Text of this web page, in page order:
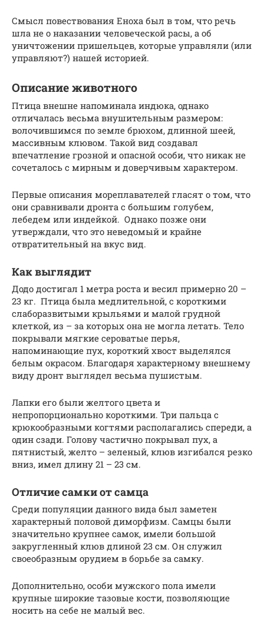
Смысл повествования Еноха был в том, что речь
шла не о наказании человеческой расы, а об
уничтожении пришельцев, которые управляли (или
управляют?) нашей историей.
Описание животного
Птица внешне напоминала индюка, однако
отличалась весьма внушительным размером:
волочившимся по земле брюхом, длинной шеей,
массивным клювом. Такой вид создавал
впечатление грозной и опасной особи, что никак не
сочеталось с мирным и доверчивым характером.
Первые описания мореплавателей гласят о том, что
они сравнивали дронта с большим голубем,
лебедем или индейкой. Однако позже они
утверждали, что это неведомый и крайне
отвратительный на вкус вид.
Как выглядит
Додо достигал 1 метра роста и весил примерно 20 –
23 кг. Птица была медлительной, с короткими
слаборазвитыми крыльями и малой грудной
клеткой, из – за которых она не могла летать. Тело
покрывали мягкие сероватые перья,
напоминающие пух, короткий хвост выделялся
белым окрасом. Благодаря характерному внешнему
виду дронт выглядел весьма пушистым.
Лапки его были желтого цвета и
непропорционально короткими. Три пальца с
крюкообразными когтями располагались спереди, а
один сзади. Голову частично покрывал пух, а
пятнистый, желто – зеленый, клюв изгибался резко
вниз, имел длину 21 – 23 см.
Отличие самки от самца
Среди популяции данного вида был заметен
характерный половой диморфизм. Самцы были
значительно крупнее самок, имели большой
закругленный клюв длиной 23 см. Он служил
своеобразным орудием в борьбе за самку.
Дополнительно, особи мужского пола имели
крупные широкие тазовые кости, позволяющие
носить на себе не малый вес.